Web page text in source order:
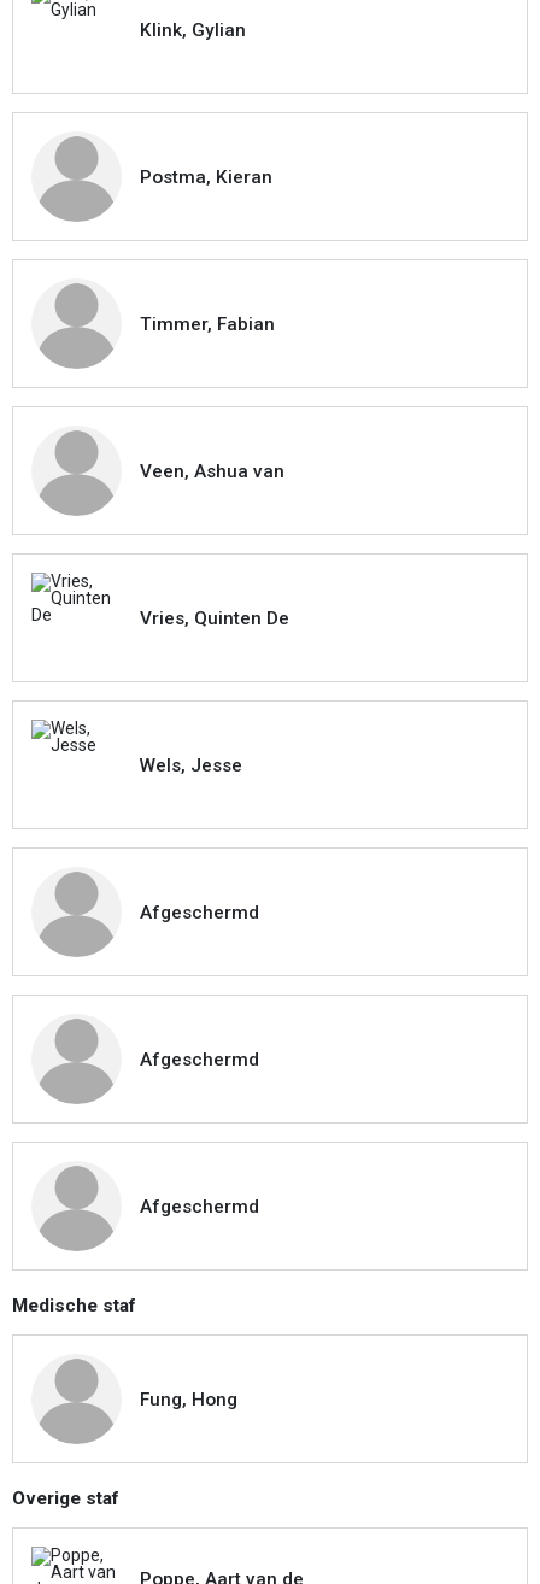
Klink, Gylian
Postma, Kieran
Timmer, Fabian
Veen, Ashua van
Vries, Quinten De
Wels, Jesse
Afgeschermd
Afgeschermd
Afgeschermd
Medische staf
Fung, Hong
Overige staf
Poppe, Aart van de